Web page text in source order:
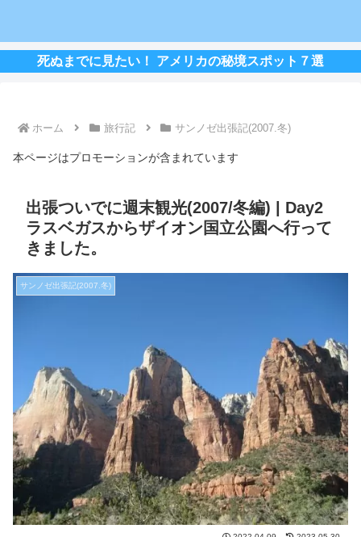
死ぬまでに見たい！ アメリカの秘境スポット７選
ホーム 旅行記 サンノゼ出張記(2007.冬)
本ページはプロモーションが含まれています
出張ついでに週末観光(2007/冬編) | Day2
ラスベガスからザイオン国立公園へ行って
きました。
サンノゼ出張記(2007.冬)